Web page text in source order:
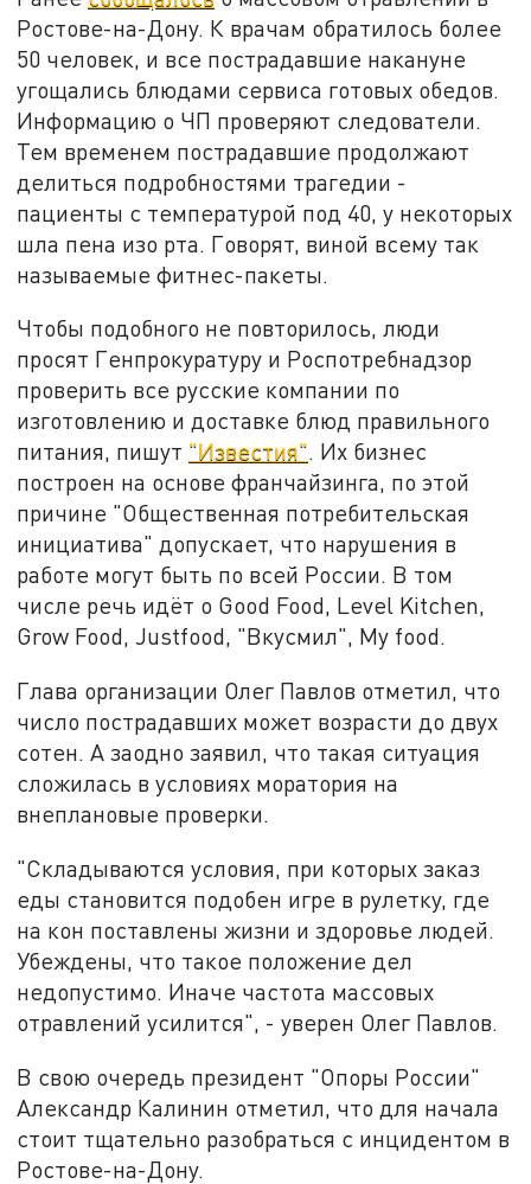
Ростове-на-Дону. К врачам обратилось более
50 человек, и все пострадавшие накануне
угощались блюдами сервиса готовых обедов.
Информацию о ЧП проверяют следователи.
Тем временем пострадавшие продолжают
делиться подробностями трагедии -
пациенты с температурой под 40, у некоторых
шла пена изо рта. Говорят, виной всему так
называемые фитнес-пакеты.
Чтобы подобного не повторилось, люди
просят Генпрокуратуру и Роспотребнадзор
проверить все русские компании по
изготовлению и доставке блюд правильного
питания, пишут "Известия". Их бизнес
построен на основе франчайзинга, по этой
причине "Общественная потребительская
инициатива" допускает, что нарушения в
работе могут быть по всей России. В том
числе речь идёт о Good Food, Level Kitchen,
Grow Food, Justfood, "Вкусмил", My food.
Глава организации Олег Павлов отметил, что
число пострадавших может возрасти до двух
сотен. А заодно заявил, что такая ситуация
сложилась в условиях моратория на
внеплановые проверки.
"Складываются условия, при которых заказ
еды становится подобен игре в рулетку, где
на кон поставлены жизни и здоровье людей.
Убеждены, что такое положение дел
недопустимо. Иначе частота массовых
отравлений усилится", - уверен Олег Павлов.
В свою очередь президент "Опоры России"
Александр Калинин отметил, что для начала
стоит тщательно разобраться с инцидентом в
Ростове-на-Дону.